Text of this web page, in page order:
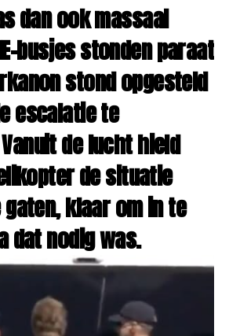
dan ook massaal
busjes stonden paraat
stond opgesteld
escalatie te
de lucht hield
de situatie
klaar om in te
dat nodig was.